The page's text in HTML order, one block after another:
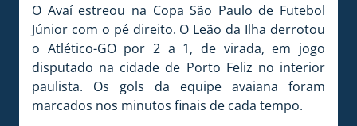
O Avaí estreou na Copa São Paulo de Futebol
Júnior com o pé direito. O Leão da Ilha derrotou
o Atlético-GO por 2 a 1, de virada, em jogo
disputado na cidade de Porto Feliz no interior
paulista. Os gols da equipe avaiana foram
marcados nos minutos finais de cada tempo.